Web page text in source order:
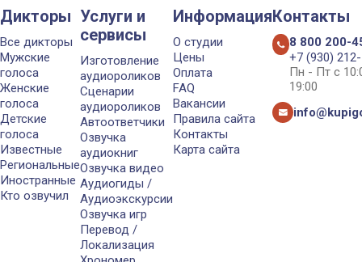
Дикторы
Все дикторы
Мужские
голоса
Женские
голоса
Детские
голоса
Известные
Региональные
Иностранные
Кто озвучил
Услуги и
сервисы
Изготовление
аудиороликов
Сценарии
аудиороликов
Автоответчики
Озвучка
аудиокниг
Озвучка видео
Аудиогиды /
Аудиоэкскурсии
Озвучка игр
Перевод /
Локализация
Информация
О студии
Цены
Оплата
FAQ
Вакансии
Правила сайта
Контакты
Карта сайта
Контакты
8 800 200-
+7 (930)
Пн - Пт с
19:00